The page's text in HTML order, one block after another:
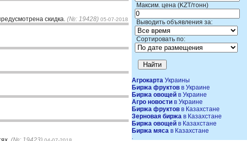
Максим. цена (KZT/тонн)
Выводить объявления за:
Сортировать по:
Агрокарта Украины
Биржа фруктов в Украине
Биржа овощей в Украине
Агро новости в Украине
Биржа фруктов в Казахстане
Зерновая биржа в Казахстане
Биржа овощей в Казахстане
Биржа мяса в Казахстане
скидка. (№: 19428) 05-07-2018